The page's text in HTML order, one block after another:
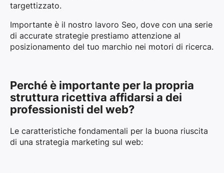
targettizzato.
Importante è il nostro lavoro Seo, dove con una serie
di accurate strategie prestiamo attenzione al
posizionamento del tuo marchio nei motori di ricerca.
Perché è importante per la propria
struttura ricettiva affidarsi a dei
professionisti del web?
Le caratteristiche fondamentali per la buona riuscita
di una strategia marketing sul web: